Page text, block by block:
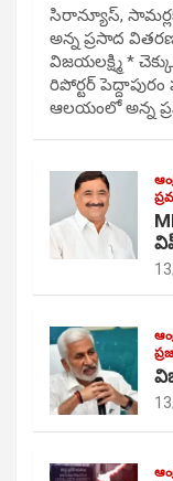
సిరాన్యూస్,
అన్న ప్రసాద
విజయలక్ష్మి *
రిపోర్టర్
ఆలయంలో అన్న